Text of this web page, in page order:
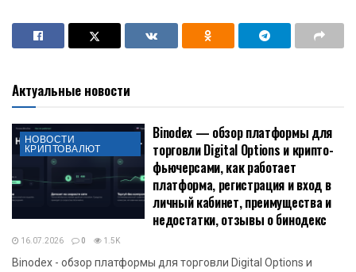
Актуальные новости
НОВОСТИ
КРИПТОВАЛЮТ
Binodex — обзор платформы для
торговли Digital Options и крипто-
фьючерсами, как работает
платформа, регистрация и вход в
личный кабинет, преимущества и
недостатки, отзывы о бинодекс
16.07.2026 0 1.5K
Binodex - обзор платформы для торговли Digital Options и